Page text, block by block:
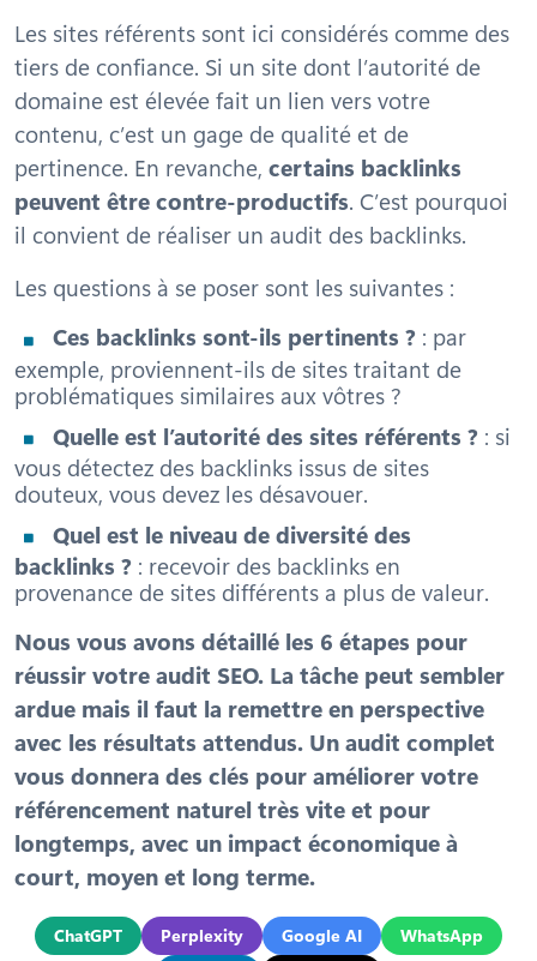
Les sites référents sont ici considérés comme des
tiers de confiance. Si un site dont l’autorité de
domaine est élevée fait un lien vers votre
contenu, c’est un gage de qualité et de
pertinence. En revanche, certains backlinks
peuvent être contre-productifs. C’est pourquoi
il convient de réaliser un audit des backlinks.
Les questions à se poser sont les suivantes :
Ces backlinks sont-ils pertinents ? : par
exemple, proviennent-ils de sites traitant de
problématiques similaires aux vôtres ?
Quelle est l’autorité des sites référents ? : si
vous détectez des backlinks issus de sites
douteux, vous devez les désavouer.
Quel est le niveau de diversité des
backlinks ? : recevoir des backlinks en
provenance de sites différents a plus de valeur.
Nous vous avons détaillé les 6 étapes pour
réussir votre audit SEO. La tâche peut sembler
ardue mais il faut la remettre en perspective
avec les résultats attendus. Un audit complet
vous donnera des clés pour améliorer votre
référencement naturel très vite et pour
longtemps, avec un impact économique à
court, moyen et long terme.
ChatGPT Perplexity Google AI
WhatsApp